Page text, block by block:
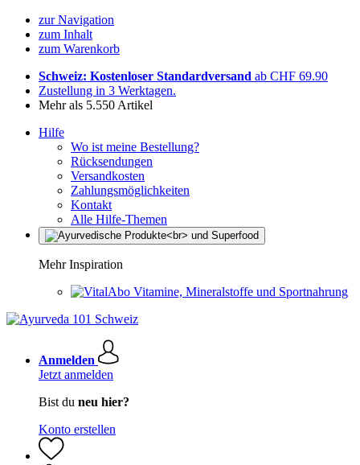
zur Navigation
zum Inhalt
zum Warenkorb
Schweiz: Kostenloser Standardversand ab CHF 69.90
Zustellung in 3 Werktagen.
Mehr als 5.550 Artikel
Hilfe
Wo ist meine Bestellung?
Rücksendungen
Versandkosten
Zahlungsmöglichkeiten
Kontakt
Alle Hilfe-Themen
Mehr Inspiration
Vitamine, Mineralstoffe und Sportnahrung
Anmelden
Jetzt anmelden
Bist du neu hier?
Konto erstellen